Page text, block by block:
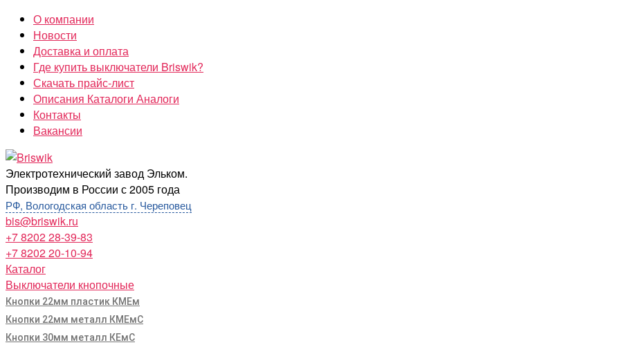
Перейти
содержимому
О компании
Новости
Доставка и оплата
Где купить выключатели Briswik?
Скачать прайс-лист
Описания Каталоги Аналоги
Контакты
Вакансии
Briswik
Электротехнический завод Эльком.
Производим в России с 2005 года
РФ, Вологодская область г. Череповец
bis@briswik.ru
+7 8202 28-39-83
+7 8202 20-10-94
Каталог
Выключатели кнопочные
Кнопки 22мм пластик КМЕм
Кнопки 22мм металл КМЕмС
Кнопки 30мм металл КЕмС